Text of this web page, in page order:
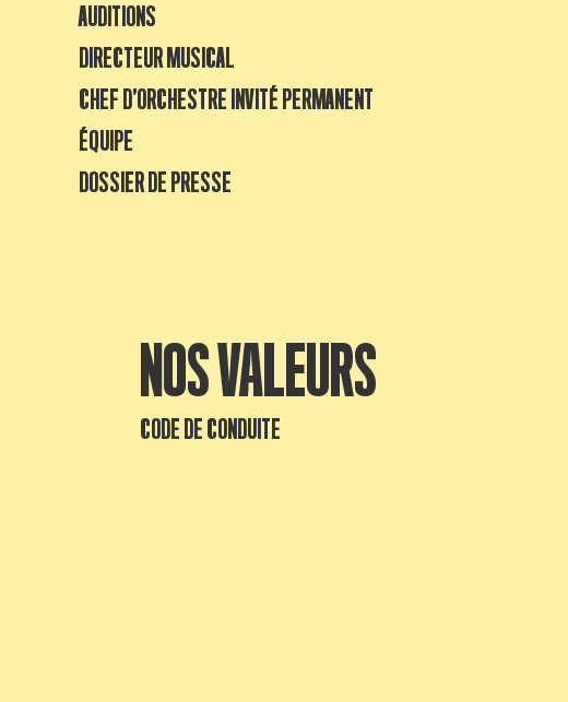
AUDITIONS
DIRECTEUR MUSICAL
CHEF D’ORCHESTRE INVITÉ PERMANENT
ÉQUIPE
DOSSIER DE PRESSE
NOS VALEURS
CODE DE CONDUITE